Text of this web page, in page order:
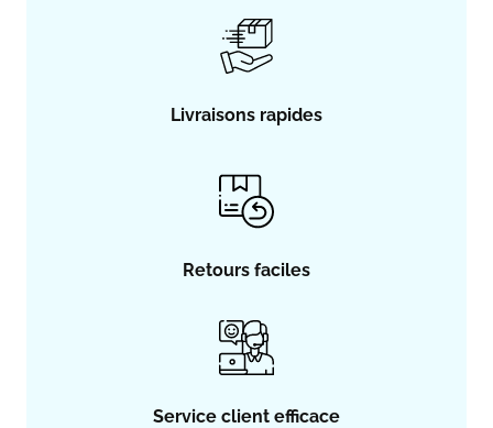
Livraisons rapides
Retours faciles
Service client efficace